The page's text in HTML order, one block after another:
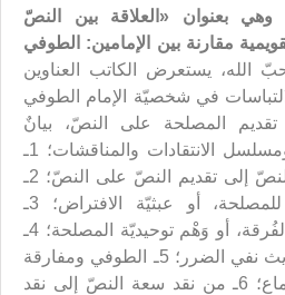
العلاقة بين النصّ
مقارنة بين الإمامين: الطوفي
الله، يستعرض الكاتب العناوين
في شخصيّة الإمام الطوفي
المصلحة على النصّ، بيانٌ
وتشريح؛ نظريّة الطوفي ومسلسل الانتقادات والمناقشات؛ 1ـ
من تقديم المصلحة على النصّ إلى تقديم النصّ على النصّ؛ 2ـ
استحالة معارضة النصّ للمصلحة، أو عبثيّة الافتراض؛ 3ـ
المصلحة من التوحيد إلى الفُرقة، أو وَهْم توحيديّة المصلحة؛ 4ـ
علاقة النصوص الأوّلية بحديث نفي الضرر؛ 5ـ الطوفي ومفارقة
التمسُّك بالإجماع ضدّ الإجماع؛ 6ـ من نقد سعة النصّ إلى نقد